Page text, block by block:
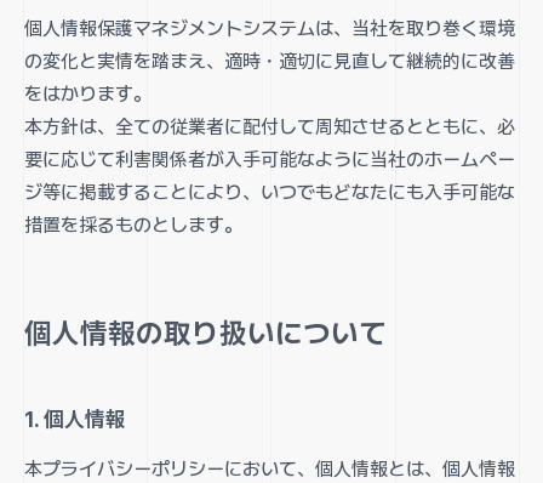
個人情報保護マネジメントシステムは、当社を取り巻く環境
の変化と実情を踏まえ、適時・適切に見直して継続的に改善
をはかります。
本方針は、全ての従業者に配付して周知させるとともに、必
要に応じて利害関係者が入手可能なように当社のホームペー
ジ等に掲載することにより、いつでもどなたにも入手可能な
措置を採るものとします。
個人情報の取り扱いについて
1. 個人情報
本プライバシーポリシーにおいて、個人情報とは、個人情報